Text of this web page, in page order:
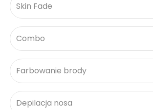
Skin Fade
Combo
Farbowanie brody
Depilacja nosa